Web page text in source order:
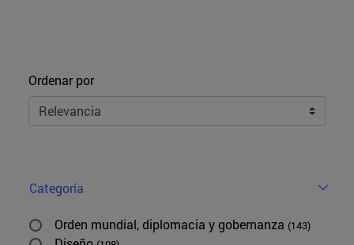
Ordenar
Ordenar por
Categoría
Orden mundial, diplomacia y gobernanza (143)